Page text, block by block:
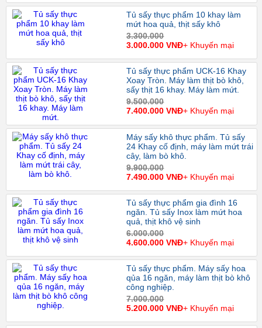
Tủ sấy thực phẩm 10 khay làm
mứt hoa quả, thịt sấy khô
3.300.000
3.000.000 VNĐ+ Khuyến mại
Tủ sấy thực phẩm UCK-16 Khay
Xoay Tròn. Máy làm thịt bò khô,
sấy thịt 16 khay. Máy làm mứt.
9.500.000
7.400.000 VNĐ+ Khuyến mại
Máy sấy khô thực phẩm. Tủ sấy
24 Khay cố định, máy làm mứt trái
cây, làm bò khô.
9.900.000
7.490.000 VNĐ+ Khuyến mại
Tủ sấy thực phẩm gia đình 16
ngăn. Tủ sấy Inox làm mứt hoa
quả, thịt khô vệ sinh
6.000.000
4.600.000 VNĐ+ Khuyến mại
Tủ sấy thực phẩm. Máy sấy hoa
qủa 16 ngăn, máy làm thịt bò khô
công nghiệp.
7.000.000
5.200.000 VNĐ+ Khuyến mại